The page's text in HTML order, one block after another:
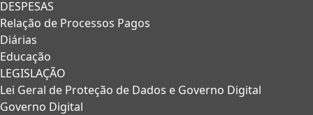
DESPESAS
Relação de Processos Pagos
Diárias
Educação
LEGISLAÇÃO
Lei Geral de Proteção de Dados e Governo Digital
Governo Digital